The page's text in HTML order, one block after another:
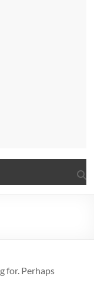
for. Perhaps